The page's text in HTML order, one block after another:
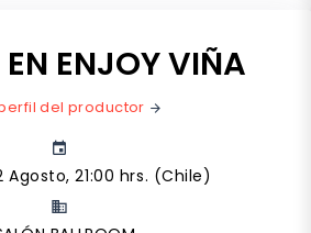
ENJOY VIÑA
del productor arrow_forward
event
Agosto, 21:00 hrs. (Chile)
business